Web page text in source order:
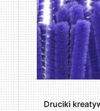
Druciki